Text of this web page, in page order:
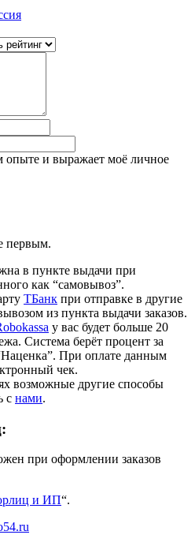
опыте и выражает моё личное
первым.
в пункте выдачи при
как “самовывоз”.
TБанк при отправке в другие
из пункта выдачи заказов.
у вас будет больше 20
Система берёт процент за
При оплате данным
чек.
возможные другие способы
с нами.
при оформлении заказов
и ИП“.